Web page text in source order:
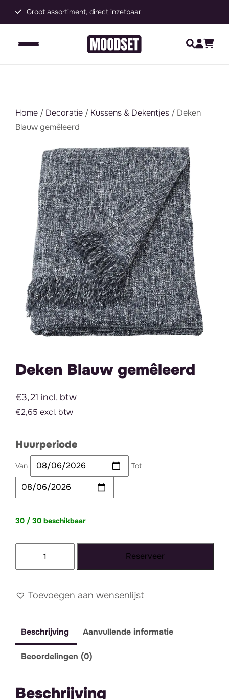
Groot assortiment, direct inzetbaar
Home / Decoratie / Kussens & Dekentjes / Deken
Blauw gemêleerd
Deken Blauw gemêleerd
€3,21 incl. btw
€2,65 excl. btw
Huurperiode
Van Tot
30 / 30 beschikbaar
aantal
Reserveer
Toevoegen aan wensenlijst
Beschrijving Aanvullende informatie
Beoordelingen (0)
Beschrijving